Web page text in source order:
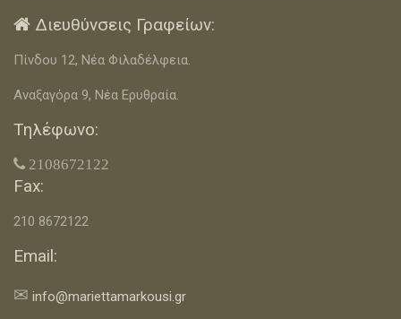
 Διευθύνσεις Γραφείων:
Πίνδου 12, Νέα Φιλαδέλφεια.
Αναξαγόρα 9, Νέα Ερυθραία.
Τηλέφωνο:
 2108672122
Fax:
210 8672122
Email:
✉ info@mariettamarkousi.gr